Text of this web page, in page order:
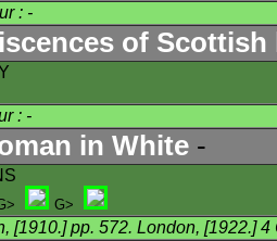
: -
of Scottish
: -
in White -
G>
[1910.] pp. 572. London, [1922.]